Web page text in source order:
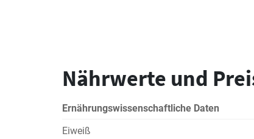
Nährwerte und
Ernährungswissenschaftliche Daten
Eiweiß